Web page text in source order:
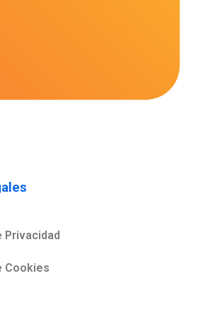
Privacidad
Cookies